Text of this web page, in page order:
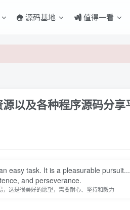
源码基地 值得一看
以及各种程序源码分享
easy task. It is a pleasurable
and perseverance.
，这是很美好的愿望，需要耐心、坚持和毅力
登录